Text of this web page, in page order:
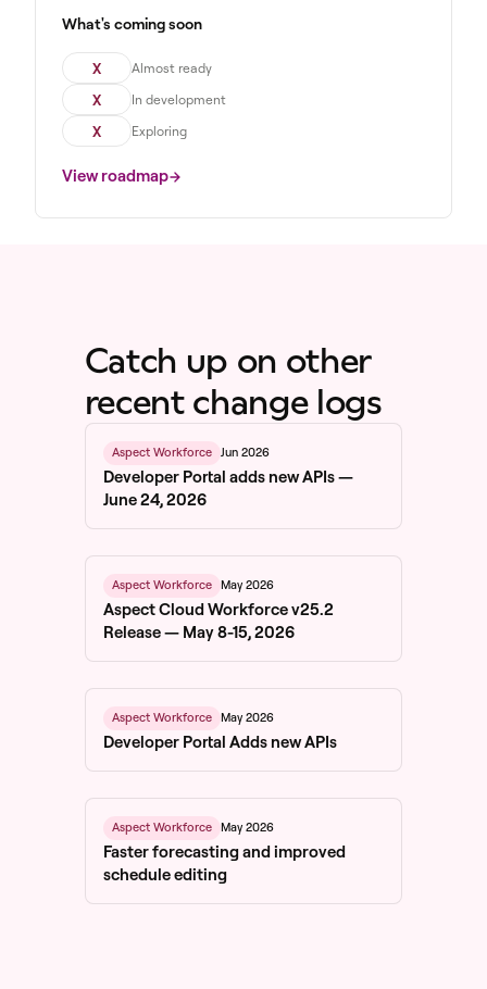
What's coming soon
X Almost ready
X In development
X Exploring
View roadmap
Catch up on other
recent change logs
Aspect Workforce Jun 2026
Developer Portal adds new APIs —
June 24, 2026
Aspect Workforce May 2026
Aspect Cloud Workforce v25.2
Release — May 8-15, 2026
Aspect Workforce May 2026
Developer Portal Adds new APIs
Aspect Workforce May 2026
Faster forecasting and improved
schedule editing